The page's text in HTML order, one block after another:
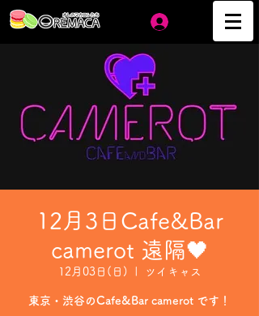
12月3日Cafe&Bar
camerot 遠隔🖤
12月03日(日) ツイキャス
東京・渋谷のCafe&Bar camerot です！